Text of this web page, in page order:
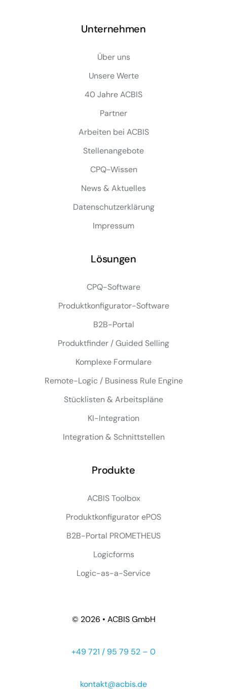
Unternehmen
Über uns
Unsere Werte
40 Jahre ACBIS
Partner
Arbeiten bei ACBIS
Stellenangebote
CPQ-Wissen
News & Aktuelles
Datenschutzerklärung
Impressum
Lösungen
CPQ-Software
Produktkonfigurator-Software
B2B-Portal
Produktfinder / Guided Selling
Komplexe Formulare
Remote-Logic / Business Rule Engine
Stücklisten & Arbeitspläne
KI-Integration
Integration & Schnittstellen
Produkte
ACBIS Toolbox
Produktkonfigurator ePOS
B2B-Portal PROMETHEUS
Logicforms
Logic-as-a-Service
© 2026 • ACBIS GmbH
+49 721 / 95 79 52 – 0
kontakt@acbis.de